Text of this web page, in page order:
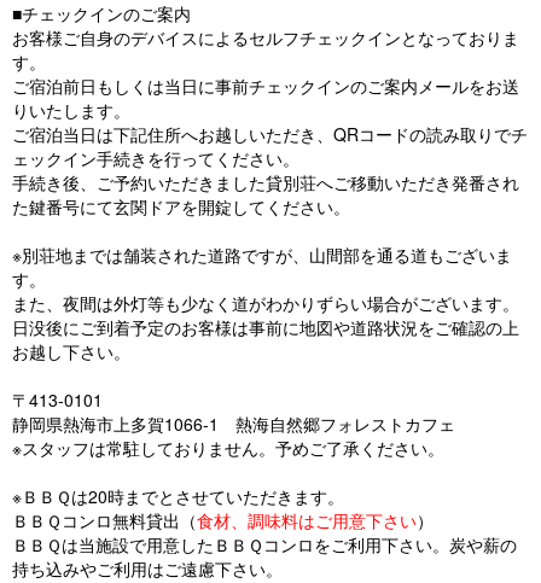
■チェックインのご案内
お客様ご自身のデバイスによるセルフチェックインとなっておりま
す。
ご宿泊前日もしくは当日に事前チェックインのご案内メールをお送
りいたします。
ご宿泊当日は下記住所へお越しいただき、QRコードの読み取りでチ
ェックイン手続きを行ってください。
手続き後、ご予約いただきました貸別荘へご移動いただき発番され
た鍵番号にて玄関ドアを開錠してください。
※別荘地までは舗装された道路ですが、山間部を通る道もございま
す。
また、夜間は外灯等も少なく道がわかりずらい場合がございます。
日没後にご到着予定のお客様は事前に地図や道路状況をご確認の上
お越し下さい。
〒413-0101
静岡県熱海市上多賀1066-1 熱海自然郷フォレストカフェ
※スタッフは常駐しておりません。予めご了承ください。
※ＢＢＱは20時までとさせていただきます。
ＢＢＱコンロ無料貸出（食材、調味料はご用意下さい）
ＢＢＱは当施設で用意したＢＢＱコンロをご利用下さい。炭や薪の
持ち込みやご利用はご遠慮下さい。